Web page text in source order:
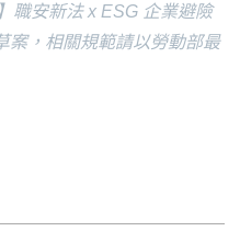
職安新法 x ESG 企業避險
案，相關規範請以勞動部最